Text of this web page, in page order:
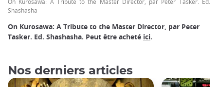
Shashasha
On Kurosawa: A Tribute to the Master Director, par Peter
Tasker. Ed. Shashasha. Peut être acheté ici.
Nos derniers articles